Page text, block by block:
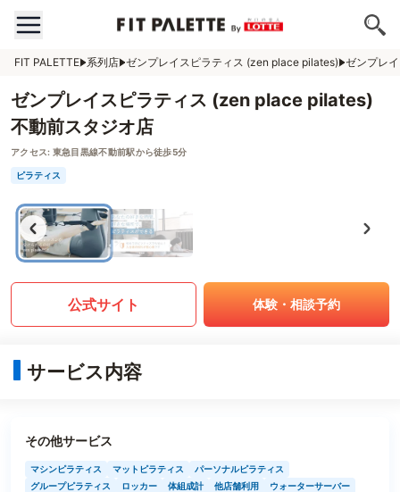
FIT PALETTE 系列店 ゼンプレイスピラティス (zen place pilates) ゼンプレ
ゼンプレイスピラティス (zen place pilates)
不動前スタジオ店
アクセス: 東急目黒線不動前駅から徒歩5分
ピラティス
公式サイト 体験・相談予約
サービス内容
その他サービス
マシンピラティス マットピラティス
パーソナルピラティス
グループピラティス
ロッカー 体組成計 他店舗利用
ウォーターサーバー